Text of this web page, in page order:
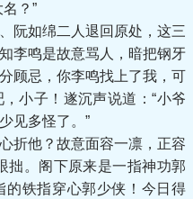
？”
如绵二人退回原处，这三
李鸣是故意骂人，暗把钢牙
顾忌，你李鸣找上了我，可
小子！遂沉声说道：“小爷
见多怪了。”
他？故意面容一凛，正容
拙。阁下原来是一指神功郭
的铁指穿心郭少侠！今日得